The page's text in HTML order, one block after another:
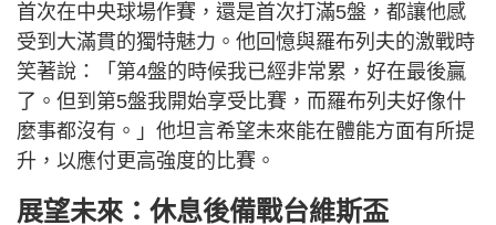
首次在中央球場作賽，還是首次打滿5盤，都讓他感
受到大滿貫的獨特魅力。他回憶與羅布列夫的激戰時
笑著說：「第4盤的時候我已經非常累，好在最後贏
了。但到第5盤我開始享受比賽，而羅布列夫好像什
麼事都沒有。」他坦言希望未來能在體能方面有所提
升，以應付更高強度的比賽。
展望未來：休息後備戰台維斯盃